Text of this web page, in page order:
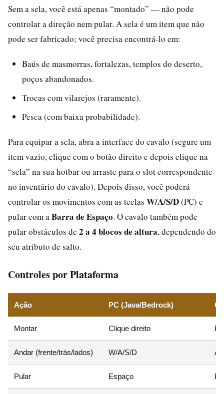
Sem a sela, você está apenas “montado” — não pode
controlar a direção nem pular. A sela é um item que não
pode ser fabricado; você precisa encontrá-lo em:
Baús de masmorras, fortalezas, templos do deserto,
poços abandonados.
Trocas com vilarejos (raramente).
Pesca (com baixa probabilidade).
Para equipar a sela, abra a interface do cavalo (segure um
item vazio, clique com o botão direito e depois clique na
“sela” na sua hotbar ou arraste para o slot correspondente
no inventário do cavalo). Depois disso, você poderá
controlar os movimentos com as teclas W/A/S/D(PC) e
pular com a Barra de Espaço. O cavalo também pode
pular obstáculos de 2 a 4 blocos de altura, dependendo do
seu atributo de salto.
Controles por Plataforma
Ação PC (Java/Bedrock)
Montar Clique direito
Andar (frente/trás/lados) W/A/S/D
Pular Espaço